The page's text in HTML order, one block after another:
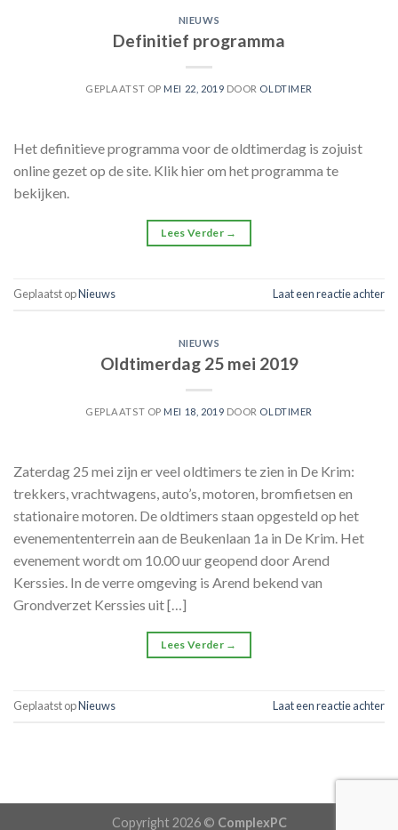
NIEUWS
Definitief programma
GEPLAATST OP MEI 22, 2019 DOOR OLDTIMER
Het definitieve programma voor de oldtimerdag is zojuist
online gezet op de site. Klik hier om het programma te
bekijken.
Lees Verder →
Geplaatst opNieuws Laat een reactie achter
NIEUWS
Oldtimerdag 25 mei 2019
GEPLAATST OP MEI 18, 2019 DOOR OLDTIMER
Zaterdag 25 mei zijn er veel oldtimers te zien in De Krim:
trekkers, vrachtwagens, auto’s, motoren, bromfietsen en
stationaire motoren. De oldtimers staan opgesteld op het
evenemententerrein aan de Beukenlaan 1a in De Krim. Het
evenement wordt om 10.00 uur geopend door Arend
Kerssies. In de verre omgeving is Arend bekend van
Grondverzet Kerssies uit […]
Lees Verder →
Geplaatst opNieuws Laat een reactie achter
Copyright 2026 © ComplexPC